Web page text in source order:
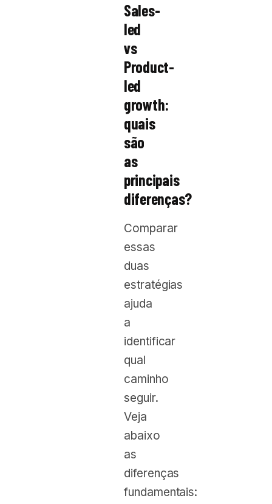
Sales-
led
vs
Product-
led
growth:
quais
são
as
principais
diferenças?
Comparar
essas
duas
estratégias
ajuda
a
identificar
qual
caminho
seguir.
Veja
abaixo
as
diferenças
fundamentais: